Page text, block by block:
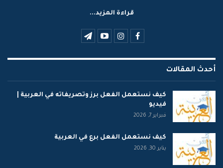
قراءة المزيد...
أحدث المقالات
كيف نستعمل الفعل برز وتصريفاته في العربية |
فيديو
فبراير 7, 2026
كيف نستعمل الفعل برع في العربية
يناير 30, 2026